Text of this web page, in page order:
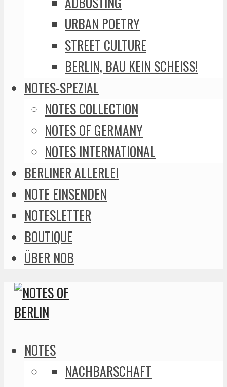
URBAN POETRY
STREET CULTURE
BERLIN, BAU KEIN SCHEISS!
NOTES-SPEZIAL
NOTES COLLECTION
NOTES OF GERMANY
NOTES INTERNATIONAL
BERLINER ALLERLEI
NOTE EINSENDEN
NOTESLETTER
BOUTIQUE
ÜBER NOB
NOTES
NACHBARSCHAFT